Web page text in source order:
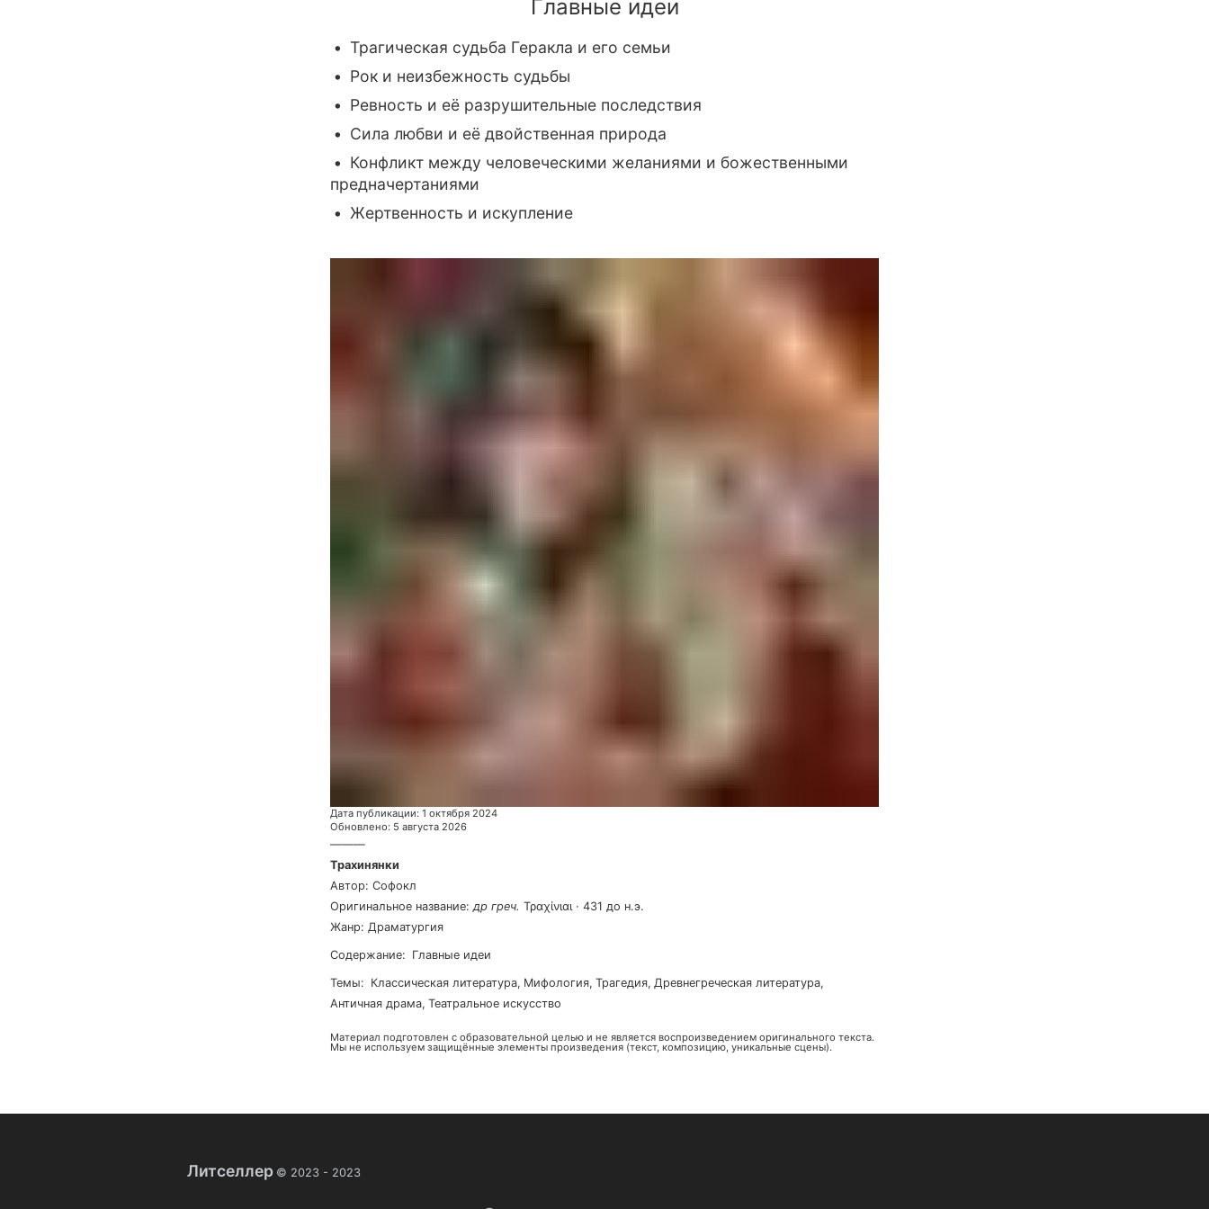
Главные идеи
Трагическая судьба Геракла и его семьи
Рок и неизбежность судьбы
Ревность и её разрушительные последствия
Сила любви и её двойственная природа
Конфликт между человеческими желаниями и божественными
предначертаниями
Жертвенность и искупление
Дата публикации: 1 октября 2024
Обновлено: 5 августа 2026
———
Трахинянки
Автор: Софокл
Оригинальное название:др греч. Τραχίνιαι· 431 до н.э.
Жанр: Драматургия
Содержание: Главные идеи
Темы: классическая литература, мифология, трагедия, древнегреческая литература,
античная драма, театральное искусство
Материал подготовлен с образовательной целью и не является воспроизведением оригинального текста.
Мы не используем защищённые элементы произведения (текст, композицию, уникальные сцены).
Литселлер © 2023 - 2023